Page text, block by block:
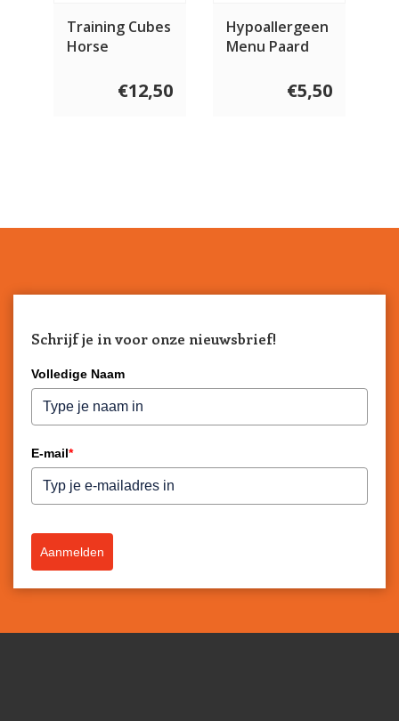
Training Cubes
Horse
€12,50
Hypoallergeen
Menu Paard
€5,50
Schrijf je in voor onze nieuwsbrief!
Volledige Naam
E-mail*
Aanmelden